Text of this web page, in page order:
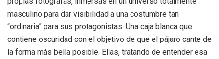
masculino para dar visibilidad a una costumbre tan
“ordinaria” para sus protagonistas. Una caja blanca que
contiene oscuridad con el objetivo de que el pájaro cante de
la forma más bella posible. Ellas, tratando de entender esa